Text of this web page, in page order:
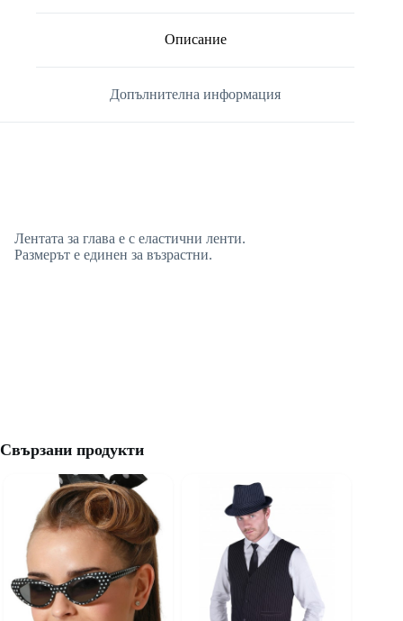
Описание
Допълнителна информация
Лентата за глава е с еластични ленти.
Размерът е единен за възрастни.
Свързани продукти